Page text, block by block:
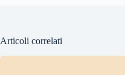
Articoli correlati